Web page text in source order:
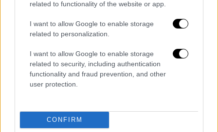
related to functionality of the website or app.
I want to allow Google to enable storage
related to personalization.
I want to allow Google to enable storage
related to security, including authentication
functionality and fraud prevention, and other
user protection.
CONFIRM
Giornalista ucciso, il legale del 26enne
tunisino: “Aspetti da approfondire”
Principio di incendio in locomotore
treno regionale, passeggeri evacuati